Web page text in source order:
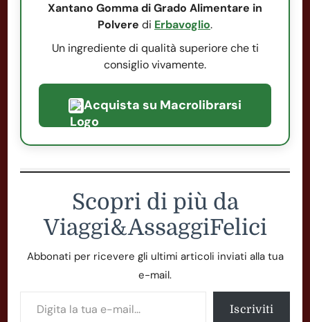
Xantano Gomma di Grado Alimentare in
Polvere di Erbavoglio.
Un ingrediente di qualità superiore che ti
consiglio vivamente.
Acquista su Macrolibrarsi
Scopri di più da
Viaggi&AssaggiFelici
Abbonati per ricevere gli ultimi articoli inviati alla tua
e-mail.
Iscriviti